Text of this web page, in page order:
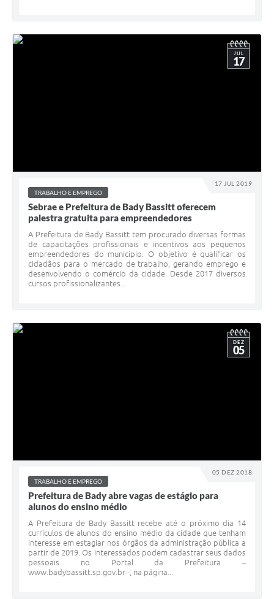
17 JUL 2019
JUL
17
TRABALHO E EMPREGO
Sebrae e Prefeitura de Bady Bassitt oferecem
palestra gratuita para empreendedores
A Prefeitura de Bady Bassitt tem procurado diversas formas
de capacitações profissionais e incentivos aos pequenos
empreendedores do município. O objetivo é qualificar os
cidadãos para o mercado de trabalho, gerando emprego e
desenvolvendo o comércio da cidade. Desde 2017 diversos
cursos profissionalizantes...
05 DEZ 2018
DEZ
05
TRABALHO E EMPREGO
Prefeitura de Bady abre vagas de estágio para
alunos do ensino médio
A Prefeitura de Bady Bassitt recebe até o próximo dia 14
currículos de alunos do ensino médio da cidade que tenham
interesse em estagiar nos órgãos da administração pública a
partir de 2019. Os interessados podem cadastrar seus dados
pessoais no Portal da Prefeitura –
www.badybassitt.sp.gov.br -, na página...